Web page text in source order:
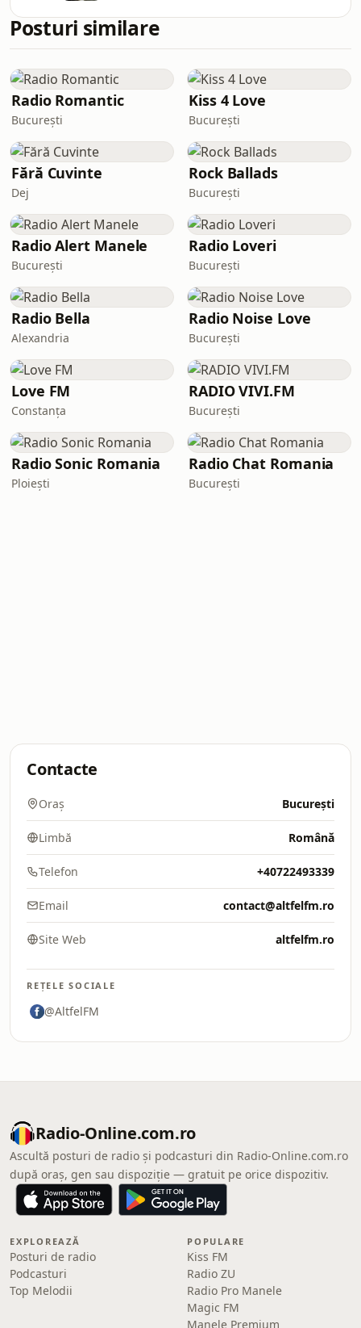
Posturi similare
Radio Romantic
București
Kiss 4 Love
București
Fără Cuvinte
Dej
Rock Ballads
București
Radio Alert Manele
București
Radio Loveri
București
Radio Bella
Alexandria
Radio Noise Love
București
Love FM
Constanța
RADIO VIVI.FM
București
Radio Sonic Romania
Ploiești
Radio Chat Romania
București
Contacte
Oraș București
Limbă Română
Telefon +40722493339
Email contact@altfelfm.ro
Site Web altfelfm.ro
REȚELE SOCIALE
@AltfelFM
Radio-Online.com.ro
Ascultă posturi de radio și podcasturi din Radio-Online.com.ro
după oraș, gen sau dispoziție — gratuit pe orice dispozitiv.
EXPLOREAZĂ
Posturi de radio
Podcasturi
Top Melodii
POPULARE
Kiss FM
Radio ZU
Radio Pro Manele
Magic FM
Manele Premium